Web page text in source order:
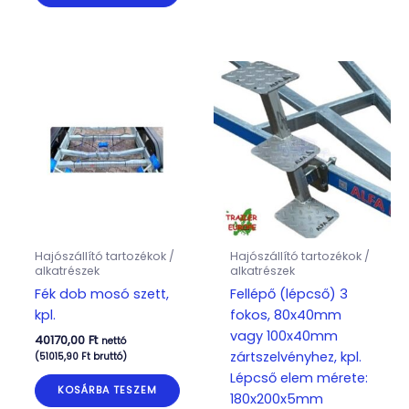
Hajószállító tartozékok /
alkatrészek
Fék dob mosó szett,
kpl.
40170,00 Ft nettó
(51015,90 Ftbruttó)
KOSÁRBA TESZEM
Hajószállító tartozékok /
alkatrészek
Fellépő (lépcső) 3
fokos, 80x40mm
vagy 100x40mm
zártszelvényhez, kpl.
Lépcső elem mérete:
180x200x5mm